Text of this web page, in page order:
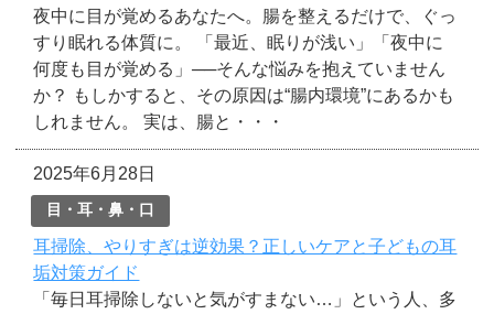
夜中に目が覚めるあなたへ。腸を整えるだけで、ぐっ
すり眠れる体質に。 「最近、眠りが浅い」「夜中に
何度も目が覚める」──そんな悩みを抱えていません
か？ もしかすると、その原因は“腸内環境”にあるかも
しれません。 実は、腸と・・・
2025年6月28日
目・耳・鼻・口
耳掃除、やりすぎは逆効果？正しいケアと子どもの耳
垢対策ガイド
「毎日耳掃除しないと気がすまない…」という人、多